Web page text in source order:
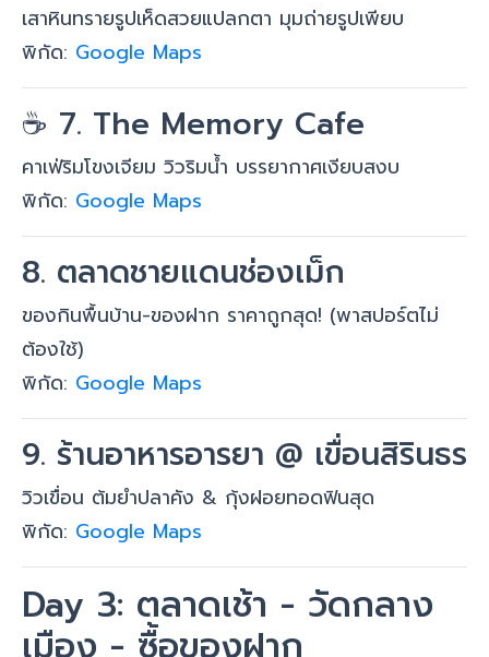
เสาหินทรายรูปเห็ดสวยแปลกตา มุมถ่ายรูปเพียบ
พิกัด: Google Maps
☕ 7. The Memory Cafe
คาเฟ่ริมโขงเจียม วิวริมน้ำ บรรยากาศเงียบสงบ
พิกัด: Google Maps
8. ตลาดชายแดนช่องเม็ก
ของกินพื้นบ้าน-ของฝาก ราคาถูกสุด! (พาสปอร์ตไม่
ต้องใช้)
พิกัด: Google Maps
9. ร้านอาหารอารยา @ เขื่อนสิรินธร
วิวเขื่อน ต้มยำปลาคัง & กุ้งฝอยทอดฟินสุด
พิกัด: Google Maps
Day 3: ตลาดเช้า - วัดกลาง
เมือง - ซื้อของฝาก